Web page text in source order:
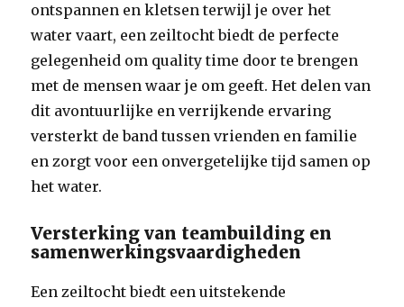
ontspannen en kletsen terwijl je over het
water vaart, een zeiltocht biedt de perfecte
gelegenheid om quality time door te brengen
met de mensen waar je om geeft. Het delen van
dit avontuurlijke en verrijkende ervaring
versterkt de band tussen vrienden en familie
en zorgt voor een onvergetelijke tijd samen op
het water.
Versterking van teambuilding en
samenwerkingsvaardigheden
Een zeiltocht biedt een uitstekende